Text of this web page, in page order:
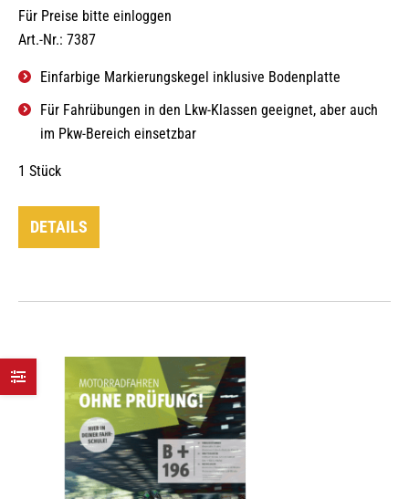
Für Preise bitte einloggen
Art.-Nr.: 7387
Einfarbige Markierungskegel inklusive Bodenplatte
Für Fahrübungen in den Lkw-Klassen geeignet, aber auch
im Pkw-Bereich einsetzbar
1 Stück
DETAILS